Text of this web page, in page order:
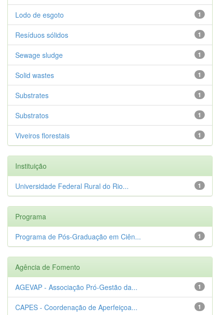
1
Lodo de esgoto
1
Resíduos sólidos
1
Sewage sludge
1
Solid wastes
1
Substrates
1
Substratos
1
Viveiros florestais
Instituição
1
Universidade Federal Rural do Rio...
Programa
1
Programa de Pós-Graduação em Ciên...
Agência de Fomento
1
AGEVAP - Associação Pró-Gestão da...
1
CAPES - Coordenação de Aperfeiçoa...